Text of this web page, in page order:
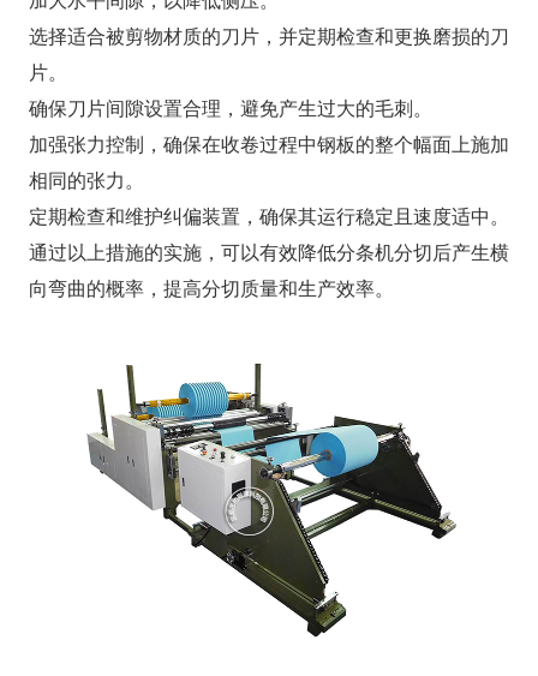
选择适合被剪物材质的刀片，并定期检查和更换磨损的刀
片。
确保刀片间隙设置合理，避免产生过大的毛刺。
加强张力控制，确保在收卷过程中钢板的整个幅面上施加
相同的张力。
定期检查和维护纠偏装置，确保其运行稳定且速度适中。
通过以上措施的实施，可以有效降低分条机分切后产生横
向弯曲的概率，提高分切质量和生产效率。